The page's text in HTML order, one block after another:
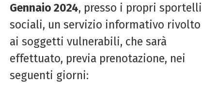
Gennaio 2024, presso i propri sportelli
sociali, un servizio informativo rivolto
ai soggetti vulnerabili, che sarà
effettuato, previa prenotazione, nei
seguenti giorni: